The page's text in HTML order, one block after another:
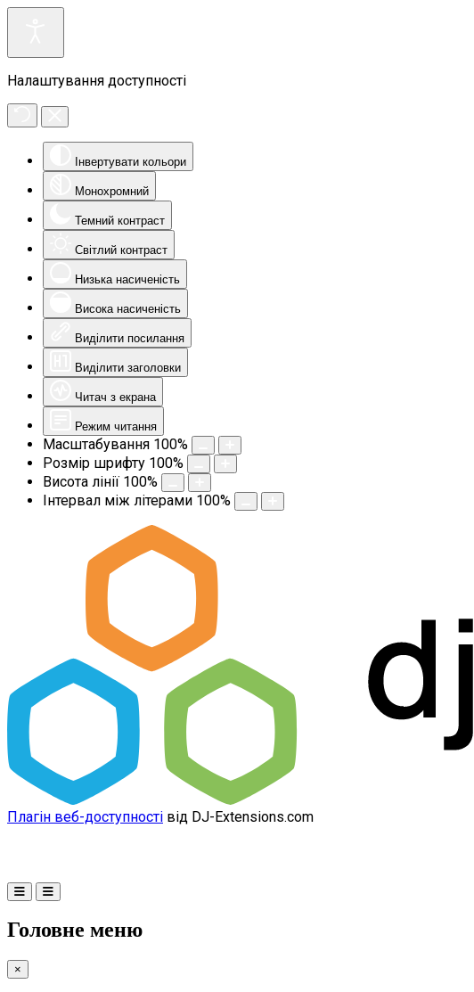
Налаштування доступності
Інвертувати кольори
Монохромний
Темний контраст
Світлий контраст
Низька насиченість
Висока насиченість
Виділити посилання
Виділити заголовки
Читач з екрана
Режим читання
Масштабування 100%
Розмір шрифту 100%
Висота лінії 100%
Інтервал між літерами 100%
Плагін веб-доступності від DJ-Extensions.com
Головне меню
×